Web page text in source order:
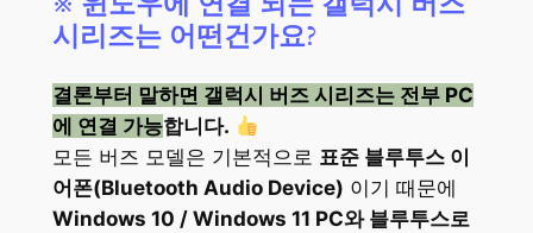
시리즈는 어떤건가요?
결론부터 말하면 갤럭시 버즈 시리즈는 전부 PC
에 연결 가능합니다.
모든 버즈 모델은 기본적으로 표준 블루투스 이
어폰(Bluetooth Audio Device) 이기 때문에
Windows 10 / Windows 11 PC와 블루투스로